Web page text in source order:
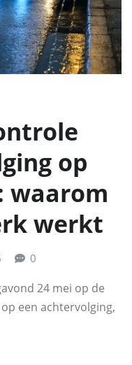
op
waarom
werkt
0
24 mei op de
een achtervolging,